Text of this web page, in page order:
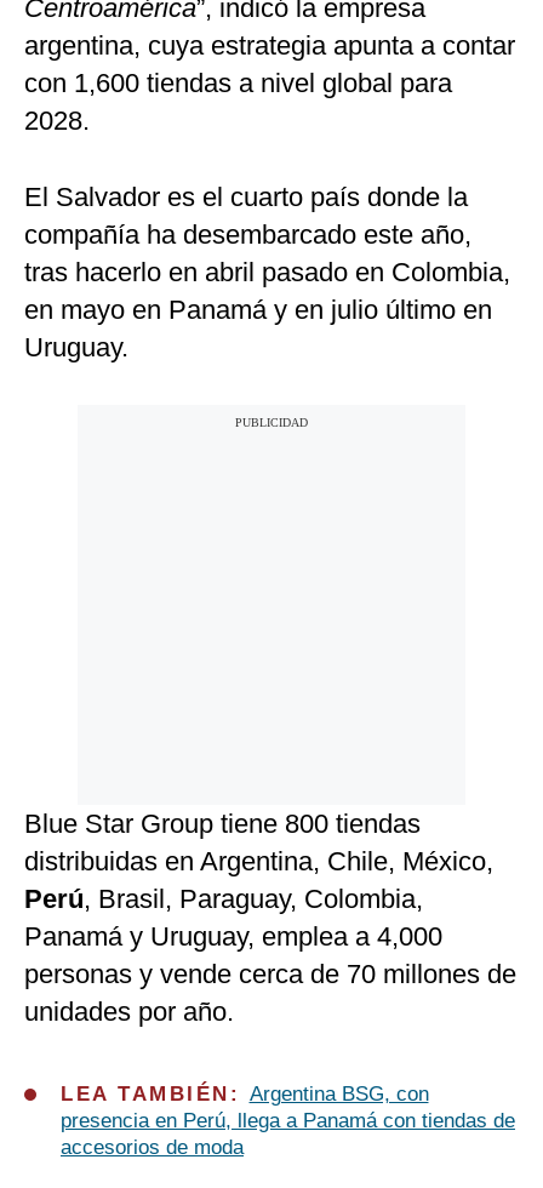
Centroamérica”, indicó la empresa
argentina, cuya estrategia apunta a contar
con 1,600 tiendas a nivel global para
2028.
El Salvador es el cuarto país donde la
compañía ha desembarcado este año,
tras hacerlo en abril pasado en Colombia,
en mayo en Panamá y en julio último en
Uruguay.
Blue Star Group tiene 800 tiendas
distribuidas en Argentina, Chile, México,
Perú, Brasil, Paraguay, Colombia,
Panamá y Uruguay, emplea a 4,000
personas y vende cerca de 70 millones de
unidades por año.
LEA TAMBIÉN: Argentina BSG, con
presencia en Perú, llega a Panamá con tiendas de
accesorios de moda